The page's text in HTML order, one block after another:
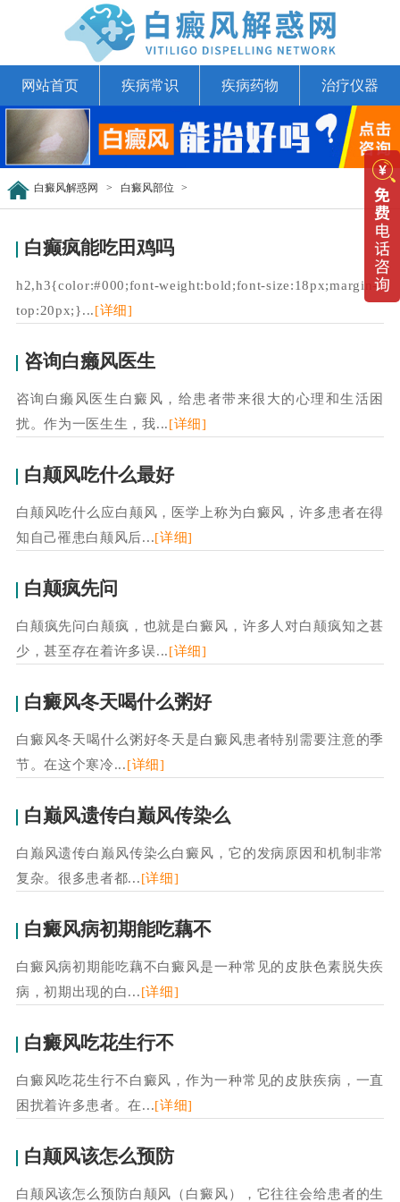
网站首页 疾病常识 疾病药物 治疗仪器
白癜风解惑网 > 白癜风部位 >
白癫疯能吃田鸡吗
h2,h3{color:#000;font-weight:bold;font-size:18px;margin-
top:20px;}...[详细]
咨询白癞风医生
咨询白癞风医生白癜风，给患者带来很大的心理和生活困
扰。作为一医生生，我...[详细]
白颠风吃什么最好
白颠风吃什么应白颠风，医学上称为白癜风，许多患者在得
知自己罹患白颠风后...[详细]
白颠疯先问
白颠疯先问白颠疯，也就是白癜风，许多人对白颠疯知之甚
少，甚至存在着许多误...[详细]
白癜风冬天喝什么粥好
白癜风冬天喝什么粥好冬天是白癜风患者特别需要注意的季
节。在这个寒冷...[详细]
白巅风遗传白巅风传染么
白巅风遗传白巅风传染么白癜风，它的发病原因和机制非常
复杂。很多患者都...[详细]
白癜风病初期能吃藕不
白癜风病初期能吃藕不白癜风是一种常见的皮肤色素脱失疾
病，初期出现的白...[详细]
白癜风吃花生行不
白癜风吃花生行不白癜风，作为一种常见的皮肤疾病，一直
困扰着许多患者。在...[详细]
白颠风该怎么预防
白颠风该怎么预防白颠风（白癜风），它往往会给患者的生